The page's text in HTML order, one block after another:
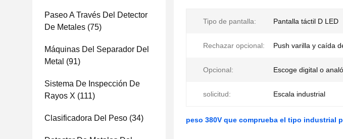
Paseo A Través Del Detector
De Metales (75)
Máquinas Del Separador Del
Metal (91)
Sistema De Inspección De
Rayos X (111)
Clasificadora Del Peso (34)
Tipo de pantalla: Pantalla táctil D LED
Rechazar opcional: Push varilla y caída
Opcional: Escoge digital o
solicitud: Escala industrial
peso 380V que comprueba el tipo industrial